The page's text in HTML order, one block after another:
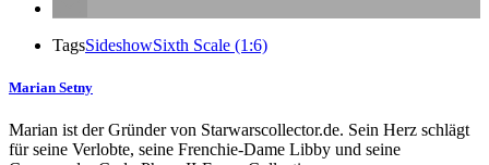
TagsSideshowSixth Scale (1:6)
Marian Setny
Marian ist der Gründer von Starwarscollector.de. Sein Herz schlägt
für seine Verlobte, seine Frenchie-Dame Libby und seine